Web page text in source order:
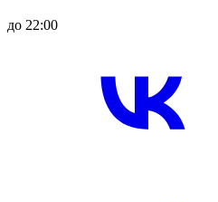
до 22:00